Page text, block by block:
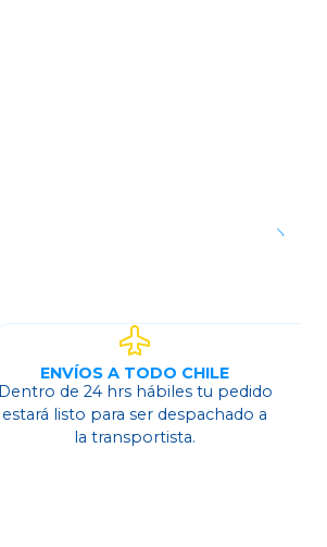
ENVÍOS A TODO CHILE
Dentro de 24 hrs hábiles tu pedido
estará listo para ser despachado a
la transportista.